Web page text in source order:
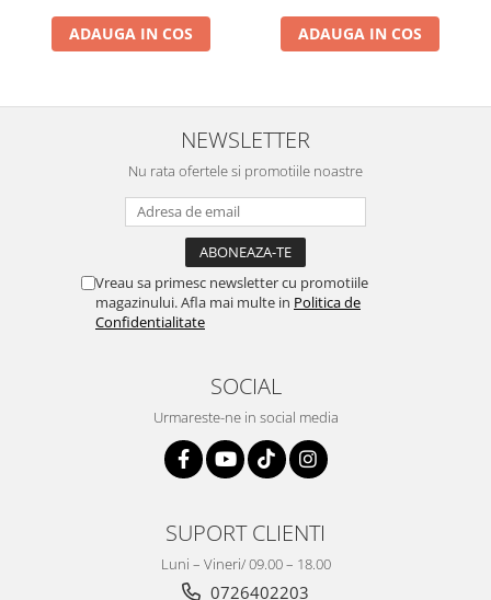
ADAUGA IN COS ADAUGA IN COS
NEWSLETTER
Nu rata ofertele si promotiile noastre
Vreau sa primesc newsletter cu promotiile
magazinului. Afla mai multe in Politica de
Confidentialitate
SOCIAL
Urmareste-ne in social media
SUPORT CLIENTI
Luni – Vineri/ 09.00 – 18.00
0726402203